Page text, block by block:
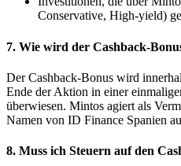
Conservative, High-yield)
7. Wie wird der Cashback-
Der Cashback-Bonus wird
Ende der Aktion in einer
überwiesen. Mintos agiert als
Namen von ID Finance Spanien
8. Muss ich Steuern auf den